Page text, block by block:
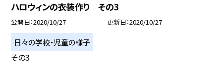
ハロウィンの衣装作り その3
公開日 2020/10/27 更新日 2020/10/27
日々の学校・児童の様子
その3